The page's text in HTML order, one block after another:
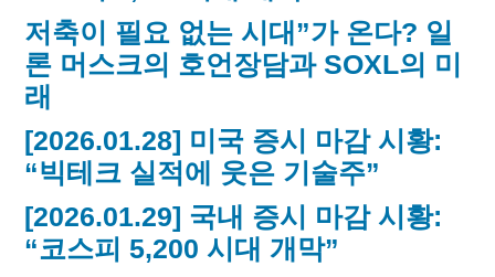
저축이 필요 없는 시대”가 온다? 일
론 머스크의 호언장담과 SOXL의 미
래
[2026.01.28] 미국 증시 마감 시황:
“빅테크 실적에 웃은 기술주”
[2026.01.29] 국내 증시 마감 시황:
“코스피 5,200 시대 개막”